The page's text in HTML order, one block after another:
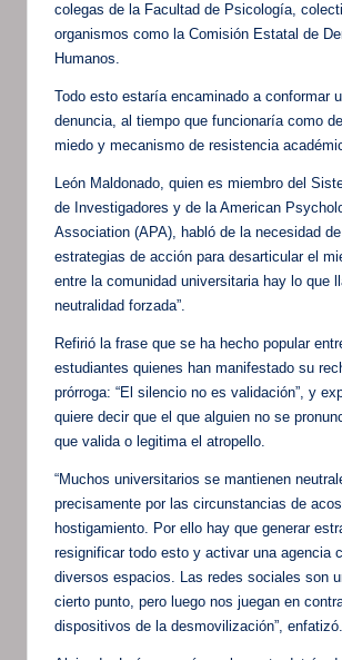
colegas de la Facultad de Psicología,
organismos como la Comisión Estatal de
Humanos.
Todo esto estaría encaminado a conformar
denuncia, al tiempo que funcionaría como
miedo y mecanismo de resistencia
León Maldonado, quien es miembro del
de Investigadores y de la American
Association (APA), habló de la necesidad
estrategias de acción para desarticular el
entre la comunidad universitaria hay lo que
neutralidad forzada”.
Refirió la frase que se ha hecho popular
estudiantes quienes han manifestado su
prórroga: “El silencio no es validación”, y
quiere decir que el que alguien no se
que valida o legitima el atropello.
“Muchos universitarios se mantienen
precisamente por las circunstancias de
hostigamiento. Por ello hay que generar
resignificar todo esto y activar una agencia
diversos espacios. Las redes sociales son
cierto punto, pero luego nos juegan en
dispositivos de la desmovilización”, enfatizó.